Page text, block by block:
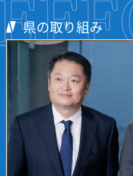
県の取り組み